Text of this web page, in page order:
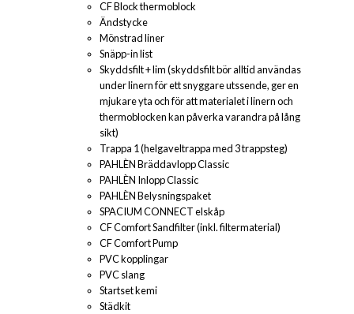
CF Block thermoblock
Ändstycke
Mönstrad liner
Snäpp-in list
Skyddsfilt + lim (skyddsfilt bör alltid användas
under linern för ett snyggare utssende, ger en
mjukare yta och för att materialet i linern och
thermoblocken kan påverka varandra på lång
sikt)
Trappa 1 (helgaveltrappa med 3 trappsteg)
PAHLÈN Bräddavlopp Classic
PAHLÈN Inlopp Classic
PAHLÈN Belysningspaket
SPACIUM CONNECT elskåp
CF Comfort Sandfilter (inkl. filtermaterial)
CF Comfort Pump
PVC kopplingar
PVC slang
Startset kemi
Städkit